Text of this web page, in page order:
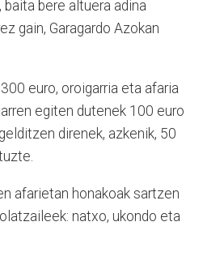
bere altuera adina
gain, Garagardo Azokan
euro, oroigarria eta afaria
egiten dutenek 100 euro
direnek, azkenik, 50
afarietan honakoak sartzen
natxo, ukondo eta